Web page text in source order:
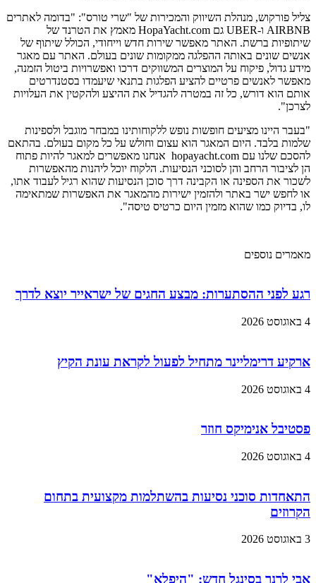
צליל פורקוש, מנהלת השיווק והמכירות של "שרי טורס": "בדומה לאתרים
AIRBNB ו-UBER גם HopaYacht.com מאמץ את הטרנד של
שיתופיות ברשת. האתר מאפשר שירות חדש וייחודי, הכולל שיתוף של
אנשים שונים באותה ההפלגה ממקומות שונים בעולם. האתר עם מאגר
מידע גדול, פיקוח על המוצרים המשווקים דרכו ואפשרויות ביטול הזמנה,
מאפשר לאנשים פרטיים להציע הפלגות בתנאי שיעמדו בסטנדרטים
אותם הוא דורש, כל זה במטרה להגדיל את ההיצע ולהקטין את העלויות
לצרכן".
"בעבר היינו מציעים חופשות נופש ללקוחותינו במבחר מוגבל ולספינות
שלמות בלבד. היום המאגר הוא עצום וחולש על כל מקום בעולם. בהתאם
להסכם שלנו עם hopayacht.com אנחנו מאפשרים למאגר להיות פתוח
הן לציבור הרחב והן לסוכני הנסיעות. הלקוח יוכל ליהנות מהאפשרות
לשכור את הספינה או הקבינה דרך סוכן הנסיעות שהוא רגיל לעבוד אתו,
או לחפש ישר באתר ולהזמין ישירות מהמאגר את האפשרות שמתאימה
לו, בדיוק כמו שהוא מזמין היום כרטיס טיסה".
מאמרים נוספים
רגע לפני ההסתערות: מבצע החגים של ישראייר יוצא לדרך
4 באוגוסט 2026
ארקיע דרימליינר מתחיל לפעול לקראת עונת הקיץ
4 באוגוסט 2026
פסטיבל אנימיקס חוזר
4 באוגוסט 2026
התאחדות סוכני נסיעות בהשתלמות מקצועית בתחום
הקרוזים
3 באוגוסט 2026
אבי לרנר בסינגל חדש: "היפלא"